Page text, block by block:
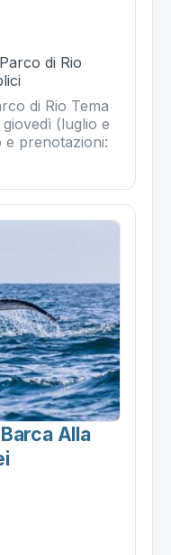
di Rio
di Rio Tema
(luglio e
e prenotazioni:
Alla